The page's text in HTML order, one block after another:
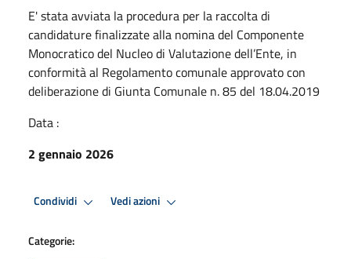
E' stata avviata la procedura per la raccolta di
candidature finalizzate alla nomina del Componente
Monocratico del Nucleo di Valutazione dell’Ente, in
conformità al Regolamento comunale approvato con
deliberazione di Giunta Comunale n. 85 del 18.04.2019
Data :
2 gennaio 2026
Condividi Vedi azioni
Categorie: